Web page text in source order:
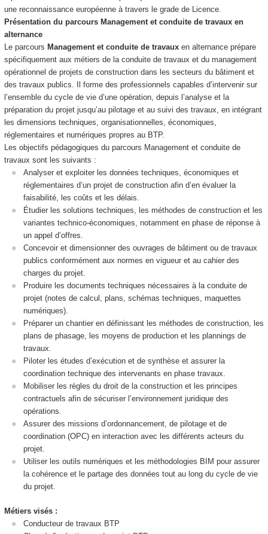
une reconnaissance européenne à travers le grade de Licence.
Présentation du parcours Management et conduite de travaux en
alternance
Le parcours Management et conduite de travauxen alternanceprépare
spécifiquement aux métiers de la conduite de travaux et du management
opérationnel de projets de construction dans les secteurs du bâtiment et
des travaux publics. Il forme des professionnels capables d’intervenir sur
l’ensemble du cycle de vie d’une opération, depuis l’analyse et la
préparation du projet jusqu’au pilotage et au suivi des travaux, en intégrant
les dimensions techniques, organisationnelles, économiques,
réglementaires et numériques propres au BTP.
Les objectifs pédagogiques du parcours Management et conduite de
travaux sont les suivants :
Analyser et exploiter les données techniques, économiques et
réglementaires d’un projet de construction afin d’en évaluer la
faisabilité, les coûts et les délais.
Étudier les solutions techniques, les méthodes de construction et les
variantes technico-économiques, notamment en phase de réponse à
un appel d’offres.
Concevoir et dimensionner des ouvrages de bâtiment ou de travaux
publics conformément aux normes en vigueur et au cahier des
charges du projet.
Produire les documents techniques nécessaires à la conduite de
projet (notes de calcul, plans, schémas techniques, maquettes
numériques).
Préparer un chantier en définissant les méthodes de construction, les
plans de phasage, les moyens de production et les plannings de
travaux.
Piloter les études d’exécution et de synthèse et assurer la
coordination technique des intervenants en phase travaux.
Mobiliser les règles du droit de la construction et les principes
contractuels afin de sécuriser l’environnement juridique des
opérations.
Assurer des missions d’ordonnancement, de pilotage et de
coordination (OPC) en interaction avec les différents acteurs du
projet.
Utiliser les outils numériques et les méthodologies BIM pour assurer
la cohérence et le partage des données tout au long du cycle de vie
du projet.
Métiers visés :
Conducteur de travaux BTP